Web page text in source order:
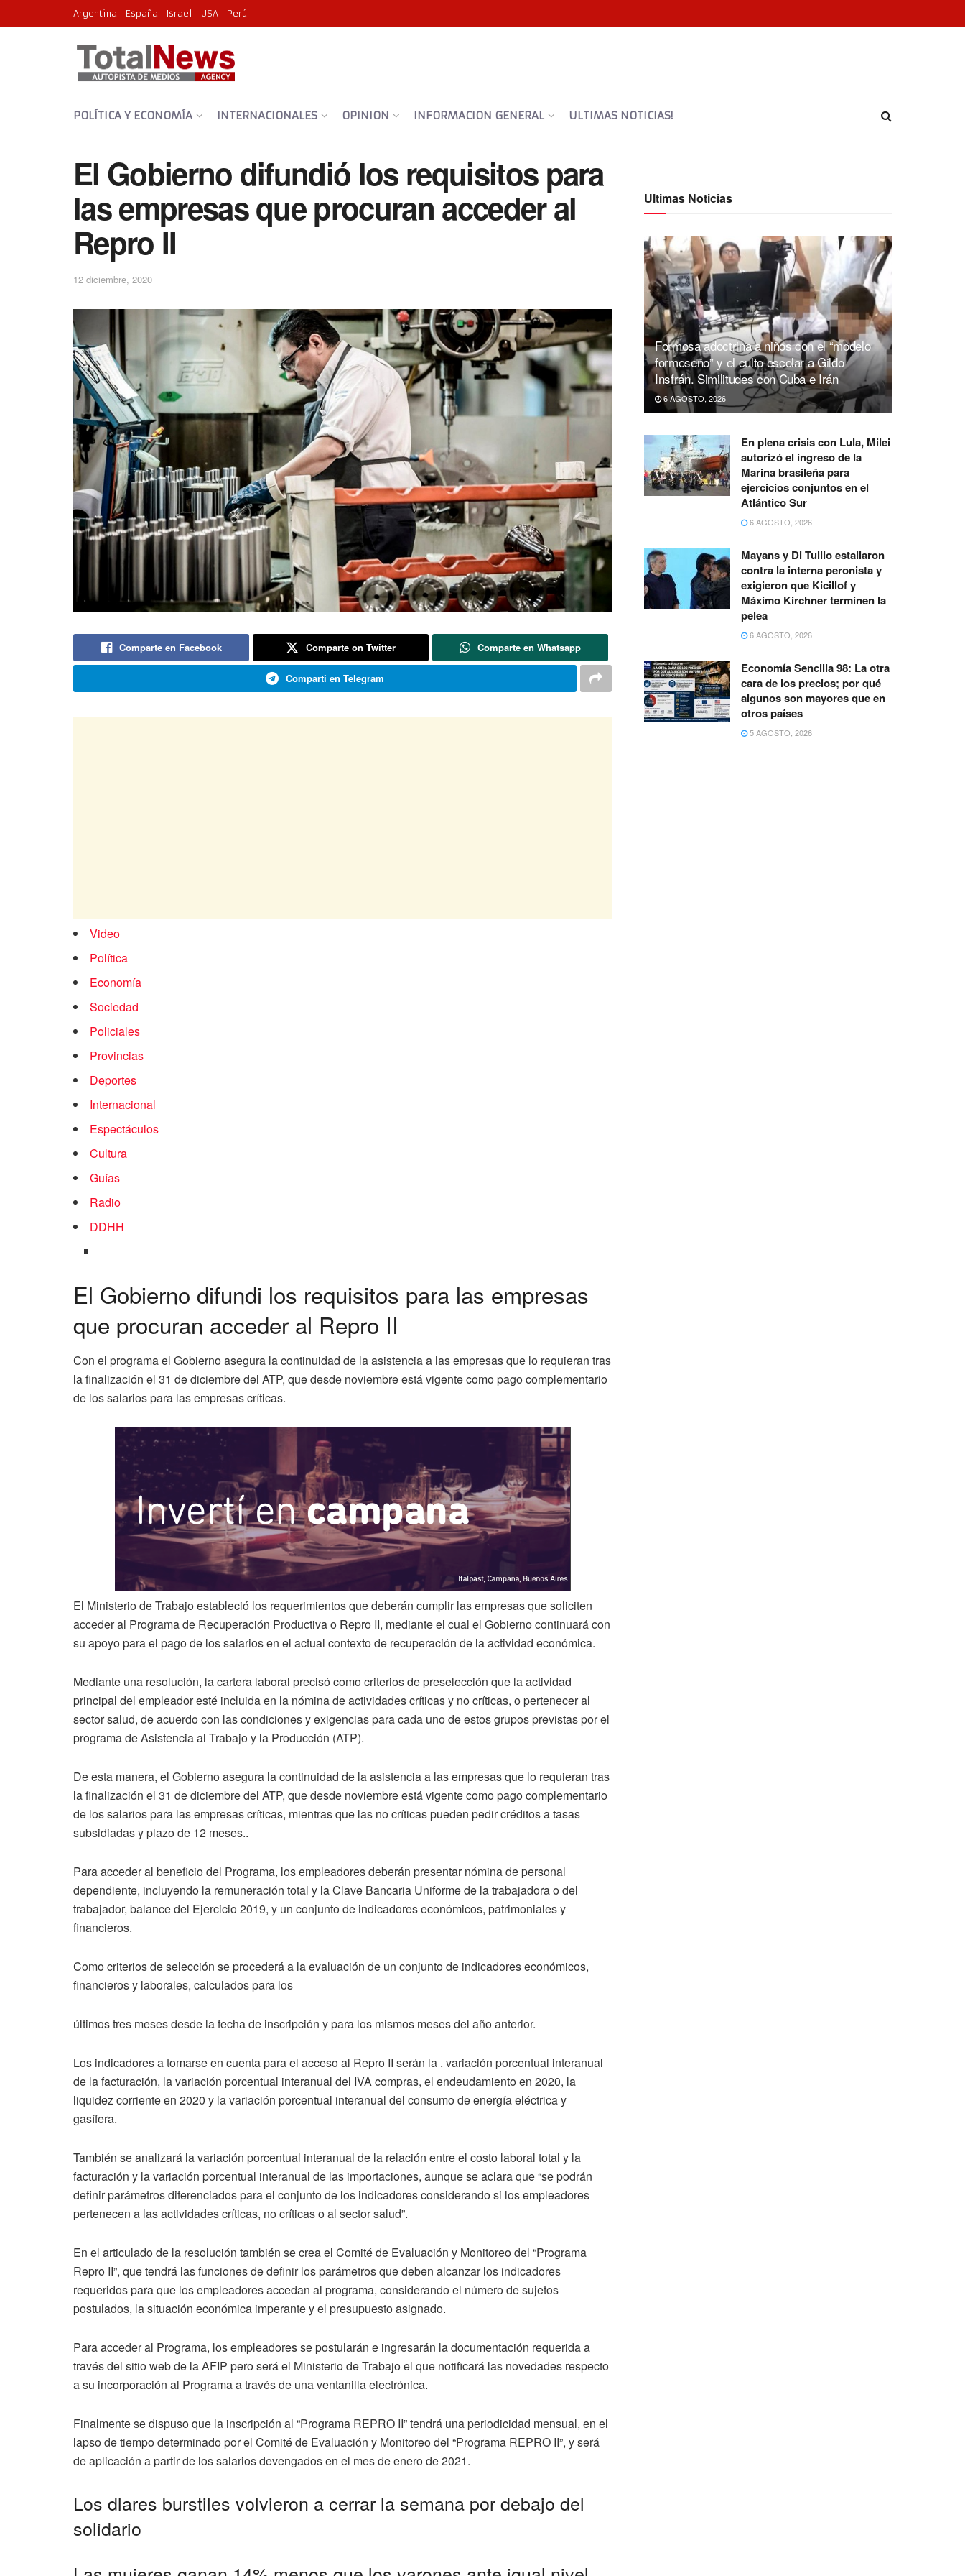
Argentina España Israel USA Perú
POLÍTICA Y ECONOMÍA INTERNACIONALES OPINION INFORMACION GENERAL ULTIMAS NOTICIAS!
El Gobierno difundió los requisitos para
las empresas que procuran acceder al
Repro II
12 diciembre, 2020
Comparte en Facebook Comparte on Twitter Comparte en Whatsapp
Comparti en Telegram
Video
Política
Economía
Sociedad
Policiales
Provincias
Deportes
Internacional
Espectáculos
Cultura
Guías
Radio
DDHH
El Gobierno difundi los requisitos para las empresas
que procuran acceder al Repro II
Con el programa el Gobierno asegura la continuidad de la asistencia a las empresas que lo requieran tras
la finalización el 31 de diciembre del ATP, que desde noviembre está vigente como pago complementario
de los salarios para las empresas críticas.
El Ministerio de Trabajo estableció los requerimientos que deberán cumplir las empresas que soliciten
acceder al Programa de Recuperación Productiva o Repro II, mediante el cual el Gobierno continuará con
su apoyo para el pago de los salarios en el actual contexto de recuperación de la actividad económica.
Mediante una resolución, la cartera laboral precisó como criterios de preselección que la actividad
principal del empleador esté incluida en la nómina de actividades críticas y no críticas, o pertenecer al
sector salud, de acuerdo con las condiciones y exigencias para cada uno de estos grupos previstas por el
programa de Asistencia al Trabajo y la Producción (ATP).
De esta manera, el Gobierno asegura la continuidad de la asistencia a las empresas que lo requieran tras
la finalización el 31 de diciembre del ATP, que desde noviembre está vigente como pago complementario
de los salarios para las empresas críticas, mientras que las no críticas pueden pedir créditos a tasas
subsidiadas y plazo de 12 meses..
Para acceder al beneficio del Programa, los empleadores deberán presentar nómina de personal
dependiente, incluyendo la remuneración total y la Clave Bancaria Uniforme de la trabajadora o del
trabajador, balance del Ejercicio 2019, y un conjunto de indicadores económicos, patrimoniales y
financieros.
Como criterios de selección se procederá a la evaluación de un conjunto de indicadores económicos,
financieros y laborales, calculados para los
últimos tres meses desde la fecha de inscripción y para los mismos meses del año anterior.
Los indicadores a tomarse en cuenta para el acceso al Repro II serán la . variación porcentual interanual
de la facturación, la variación porcentual interanual del IVA compras, el endeudamiento en 2020, la
liquidez corriente en 2020 y la variación porcentual interanual del consumo de energía eléctrica y
gasífera.
También se analizará la variación porcentual interanual de la relación entre el costo laboral total y la
facturación y la variación porcentual interanual de las importaciones, aunque se aclara que “se podrán
definir parámetros diferenciados para el conjunto de los indicadores considerando si los empleadores
pertenecen a las actividades críticas, no críticas o al sector salud”.
En el articulado de la resolución también se crea el Comité de Evaluación y Monitoreo del “Programa
Repro II”, que tendrá las funciones de definir los parámetros que deben alcanzar los indicadores
requeridos para que los empleadores accedan al programa, considerando el número de sujetos
postulados, la situación económica imperante y el presupuesto asignado.
Para acceder al Programa, los empleadores se postularán e ingresarán la documentación requerida a
través del sitio web de la AFIP pero será el Ministerio de Trabajo el que notificará las novedades respecto
a su incorporación al Programa a través de una ventanilla electrónica.
Finalmente se dispuso que la inscripción al “Programa REPRO II” tendrá una periodicidad mensual, en el
lapso de tiempo determinado por el Comité de Evaluación y Monitoreo del “Programa REPRO II”, y será
de aplicación a partir de los salarios devengados en el mes de enero de 2021.
Los dlares burstiles volvieron a cerrar la semana por debajo del
solidario
Ultimas Noticias
Formosa adoctrina a niños con el “modelo
formoseño” y el culto escolar a Gildo
Insfrán. Similitudes con Cuba e Irán
6 AGOSTO, 2026
En plena crisis con Lula, Milei
autorizó el ingreso de la
Marina brasileña para
ejercicios conjuntos en el
Atlántico Sur
6 AGOSTO, 2026
Mayans y Di Tullio estallaron
contra la interna peronista y
exigieron que Kicillof y
Máximo Kirchner terminen la
pelea
6 AGOSTO, 2026
Economía Sencilla 98: La otra
cara de los precios; por qué
algunos son mayores que en
otros países
5 AGOSTO, 2026